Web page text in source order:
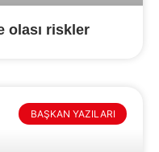
olası riskler
BAŞKAN YAZILARI